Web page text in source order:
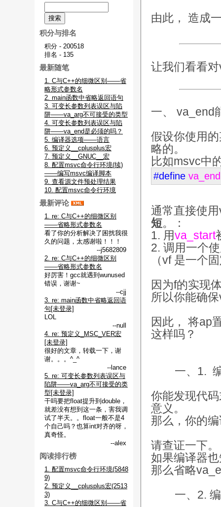
由此， 造成
让我们看看
一、 va_end
假设你使用
略的。
比如msvc中
#define va_end
通常直接使
短。：
1. 用va_start
2. 调用一个
（vf 是一个
因为f的实现
所以你能确
因此， 将ap
这样吗？
一、1. 编
你能发现代
意义。
那么，你的
请查证一下。
如果编译器
那么省略
一、2. 编
积分与排名
积分 - 200518
排名 - 135
最新随笔
1. C与C++的细微区别——省
略形式参数名
2. main函数中省略返回语句
3. 可变长参数列表误区与陷
阱——va_arg不可接受的类型
4. 可变长参数列表误区与陷
阱——va_end是必须的吗？
5. 编译器选项——语言
6. 预定义__cplusplus宏
7. 预定义__GNUC__宏
8. 配置msvc命令行环境(续)
——编写msvc编译脚本
9. 查看源文件预处理结果
10. 配置msvc命令行环境
最新评论
1. re: C与C++的细微区别
——省略形式参数名
看了你的分析解决了困扰我很
久的问题，太感谢啦！！！
--j5682809
2. re: C与C++的细微区别
——省略形式参数名
好厉害！gcc就遇到wunused
错误，谢谢~
--cjj
3. re: main函数中省略返回语
句[未登录]
LOL
--null
4. re: 预定义_MSC_VER宏
[未登录]
很好的文章，转载一下，谢
谢。。。^_^
--lance
5. re: 可变长参数列表误区与
陷阱——va_arg不可接受的类
型[未登录]
干吗要把float提升到double，
就差没有想到这一条，害我调
试了半天。。float一般不是4
个自己吗？也算int对齐的呀，
真奇怪。
--alex
阅读排行榜
1. 配置msvc命令行环境(5848
9)
2. 预定义__cplusplus宏(2513
3)
3. C与C++的细微区别——省